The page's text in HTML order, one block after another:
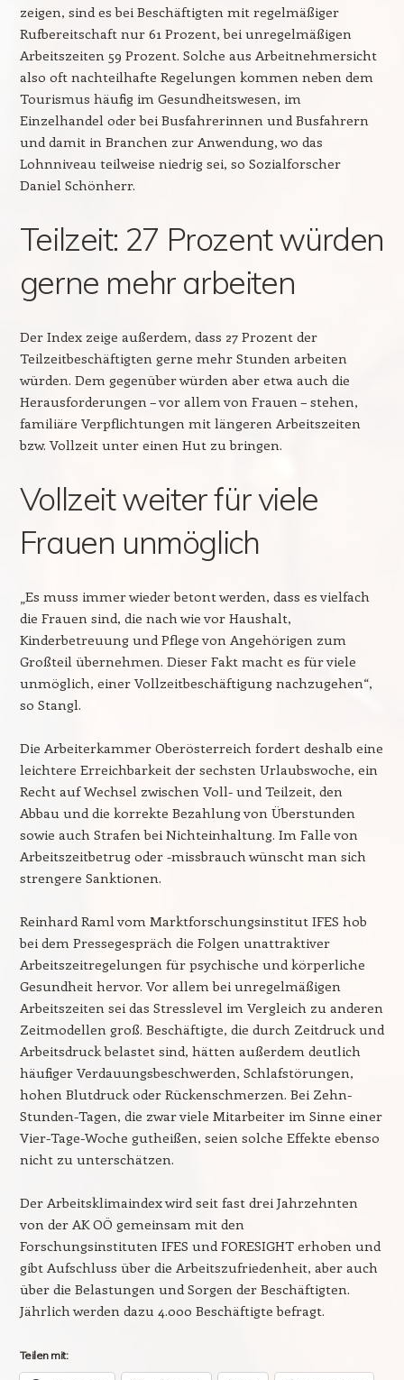
zeigen, sind es bei Beschäftigten mit regelmäßiger
Rufbereitschaft nur 61 Prozent, bei unregelmäßigen
Arbeitszeiten 59 Prozent. Solche aus Arbeitnehmersicht
also oft nachteilhafte Regelungen kommen neben dem
Tourismus häufig im Gesundheitswesen, im
Einzelhandel oder bei Busfahrerinnen und Busfahrern
und damit in Branchen zur Anwendung, wo das
Lohnniveau teilweise niedrig sei, so Sozialforscher
Daniel Schönherr.
Teilzeit: 27 Prozent würden
gerne mehr arbeiten
Der Index zeige außerdem, dass 27 Prozent der
Teilzeitbeschäftigten gerne mehr Stunden arbeiten
würden. Dem gegenüber würden aber etwa auch die
Herausforderungen – vor allem von Frauen – stehen,
familiäre Verpflichtungen mit längeren Arbeitszeiten
bzw. Vollzeit unter einen Hut zu bringen.
Vollzeit weiter für viele
Frauen unmöglich
„Es muss immer wieder betont werden, dass es vielfach
die Frauen sind, die nach wie vor Haushalt,
Kinderbetreuung und Pflege von Angehörigen zum
Großteil übernehmen. Dieser Fakt macht es für viele
unmöglich, einer Vollzeitbeschäftigung nachzugehen“,
so Stangl.
Die Arbeiterkammer Oberösterreich fordert deshalb eine
leichtere Erreichbarkeit der sechsten Urlaubswoche, ein
Recht auf Wechsel zwischen Voll- und Teilzeit, den
Abbau und die korrekte Bezahlung von Überstunden
sowie auch Strafen bei Nichteinhaltung. Im Falle von
Arbeitszeitbetrug oder -missbrauch wünscht man sich
strengere Sanktionen.
Reinhard Raml vom Marktforschungsinstitut IFES hob
bei dem Pressegespräch die Folgen unattraktiver
Arbeitszeitregelungen für psychische und körperliche
Gesundheit hervor. Vor allem bei unregelmäßigen
Arbeitszeiten sei das Stresslevel im Vergleich zu anderen
Zeitmodellen groß. Beschäftigte, die durch Zeitdruck und
Arbeitsdruck belastet sind, hätten außerdem deutlich
häufiger Verdauungsbeschwerden, Schlafstörungen,
hohen Blutdruck oder Rückenschmerzen. Bei Zehn-
Stunden-Tagen, die zwar viele Mitarbeiter im Sinne einer
Vier-Tage-Woche gutheißen, seien solche Effekte ebenso
nicht zu unterschätzen.
Der Arbeitsklimaindex wird seit fast drei Jahrzehnten
von der AK OÖ gemeinsam mit den
Forschungsinstituten IFES und FORESIGHT erhoben und
gibt Aufschluss über die Arbeitszufriedenheit, aber auch
über die Belastungen und Sorgen der Beschäftigten.
Jährlich werden dazu 4.000 Beschäftigte befragt.
Teilen mit: